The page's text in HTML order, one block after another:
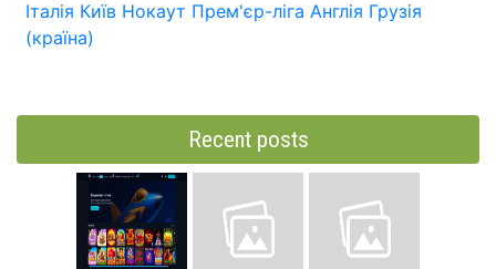
Італія Київ Нокаут Прем'єр-ліга Англія Грузія
(країна)
Recent posts